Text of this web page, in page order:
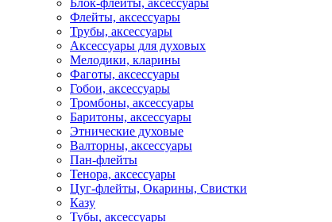
Блок-флейты, аксессуары
Флейты, аксессуары
Трубы, аксессуары
Аксессуары для духовых
Мелодики, кларины
Фаготы, аксессуары
Гобои, аксессуары
Тромбоны, аксессуары
Баритоны, аксессуары
Этнические духовые
Валторны, аксессуары
Пан-флейты
Тенора, аксессуары
Цуг-флейты, Окарины, Свистки
Казу
Тубы, аксессуары